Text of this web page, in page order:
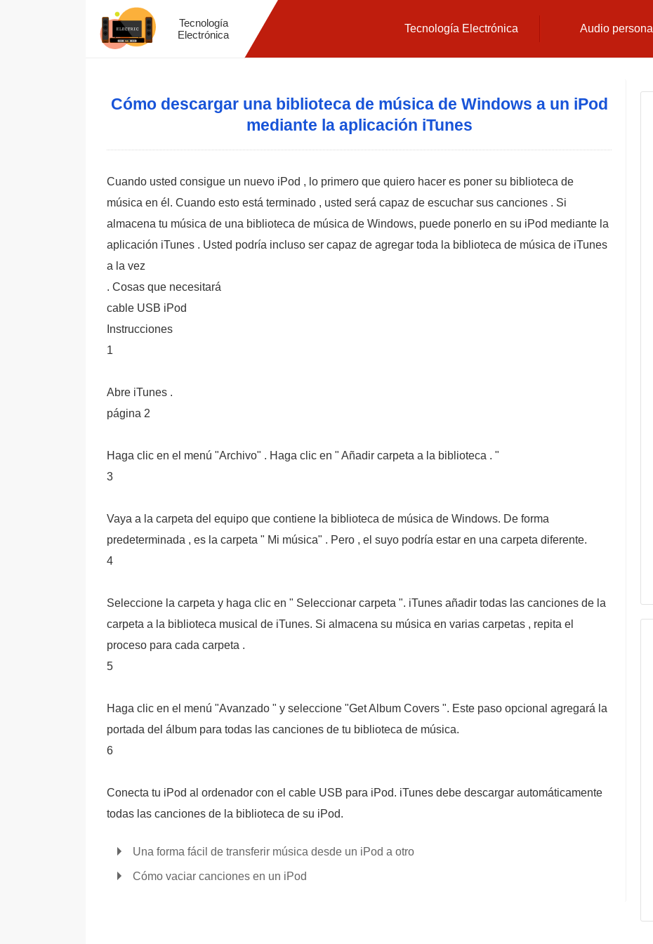
Tecnología
Electrónica
Tecnología Electrónica Audio personal
Cómo descargar una biblioteca de música de Windows a un iPod
mediante la aplicación iTunes
Cuando usted consigue un nuevo iPod , lo primero que quiero hacer es poner su biblioteca de
música en él. Cuando esto está terminado , usted será capaz de escuchar sus canciones . Si
almacena tu música de una biblioteca de música de Windows, puede ponerlo en su iPod mediante la
aplicación iTunes . Usted podría incluso ser capaz de agregar toda la biblioteca de música de iTunes
a la vez
. Cosas que necesitará
cable USB iPod
Instrucciones
1
Abre iTunes .
página 2
Haga clic en el menú "Archivo" . Haga clic en " Añadir carpeta a la biblioteca . "
3
Vaya a la carpeta del equipo que contiene la biblioteca de música de Windows. De forma
predeterminada , es la carpeta " Mi música" . Pero , el suyo podría estar en una carpeta diferente.
4
Seleccione la carpeta y haga clic en " Seleccionar carpeta ". iTunes añadir todas las canciones de la
carpeta a la biblioteca musical de iTunes. Si almacena su música en varias carpetas , repita el
proceso para cada carpeta .
5
Haga clic en el menú "Avanzado " y seleccione "Get Album Covers ". Este paso opcional agregará la
portada del álbum para todas las canciones de tu biblioteca de música.
6
Conecta tu iPod al ordenador con el cable USB para iPod. iTunes debe descargar automáticamente
todas las canciones de la biblioteca de su iPod.
Una forma fácil de transferir música desde un iPod a otro
Cómo vaciar canciones en un iPod